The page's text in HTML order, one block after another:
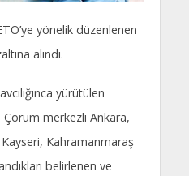
yönelik düzenlenen
alındı.
yürütülen
merkezli Ankara,
Kahramanmaraş
belirlenen ve